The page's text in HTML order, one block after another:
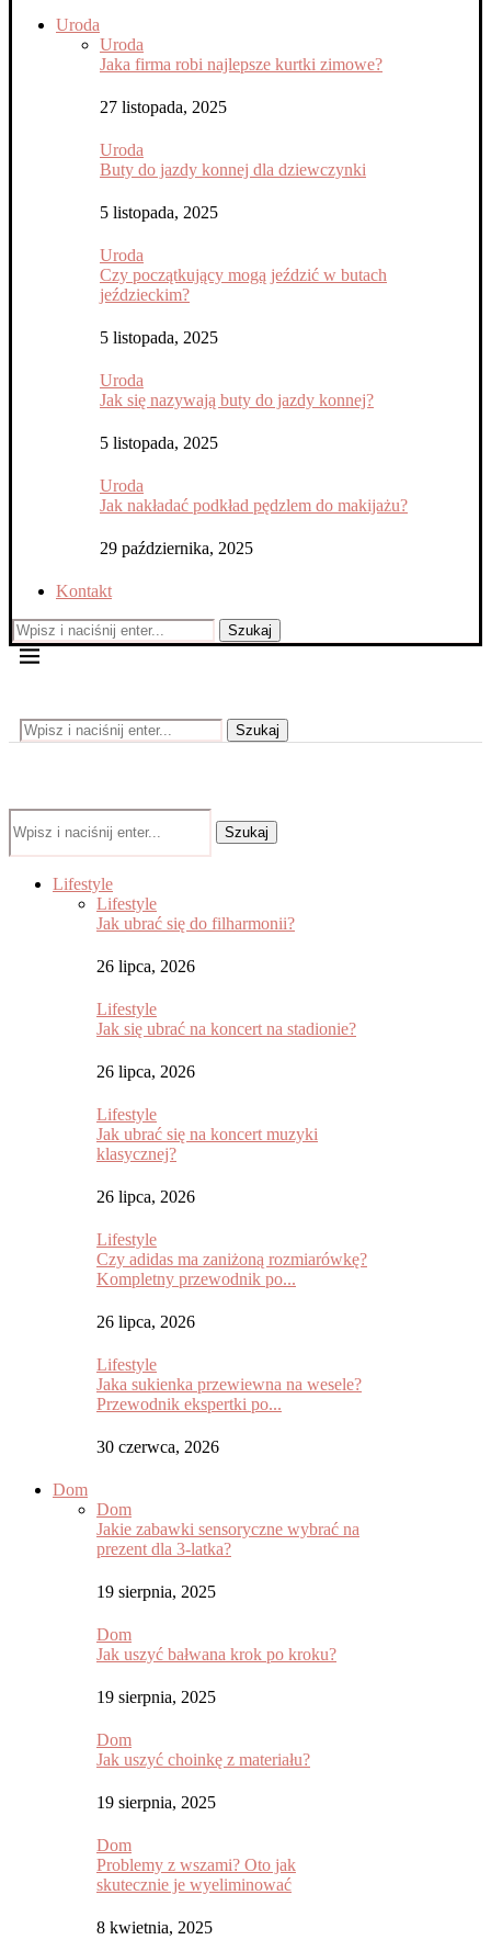
Uroda
Uroda
Jaka firma robi najlepsze kurtki zimowe?
27 listopada, 2025
Uroda
Buty do jazdy konnej dla dziewczynki
5 listopada, 2025
Uroda
Czy początkujący mogą jeździć w butach
jeździeckim?
5 listopada, 2025
Uroda
Jak się nazywają buty do jazdy konnej?
5 listopada, 2025
Uroda
Jak nakładać podkład pędzlem do makijażu?
29 października, 2025
Kontakt
Szukaj
Szukaj
Szukaj
Lifestyle
Lifestyle
Jak ubrać się do filharmonii?
26 lipca, 2026
Lifestyle
Jak się ubrać na koncert na stadionie?
26 lipca, 2026
Lifestyle
Jak ubrać się na koncert muzyki
klasycznej?
26 lipca, 2026
Lifestyle
Czy adidas ma zaniżoną rozmiarówkę?
Kompletny przewodnik po...
26 lipca, 2026
Lifestyle
Jaka sukienka przewiewna na wesele?
Przewodnik ekspertki po...
30 czerwca, 2026
Dom
Dom
Jakie zabawki sensoryczne wybrać na
prezent dla 3-latka?
19 sierpnia, 2025
Dom
Jak uszyć bałwana krok po kroku?
19 sierpnia, 2025
Dom
Jak uszyć choinkę z materiału?
19 sierpnia, 2025
Dom
Problemy z wszami? Oto jak
skutecznie je wyeliminować
8 kwietnia, 2025